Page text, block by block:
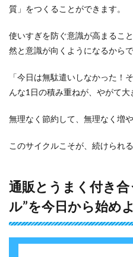
質」をつくることができます。
使いすぎを防ぐ意識が高まるこ
然と意識が向くようになるからで
「今日は無駄遣いしなかった！
んな1日の積み重ねが、やがて大
無理なく節約して、無理なく増や
このサイクルこそが、続けられ
通販とうまく付き
ル”を今日から始め